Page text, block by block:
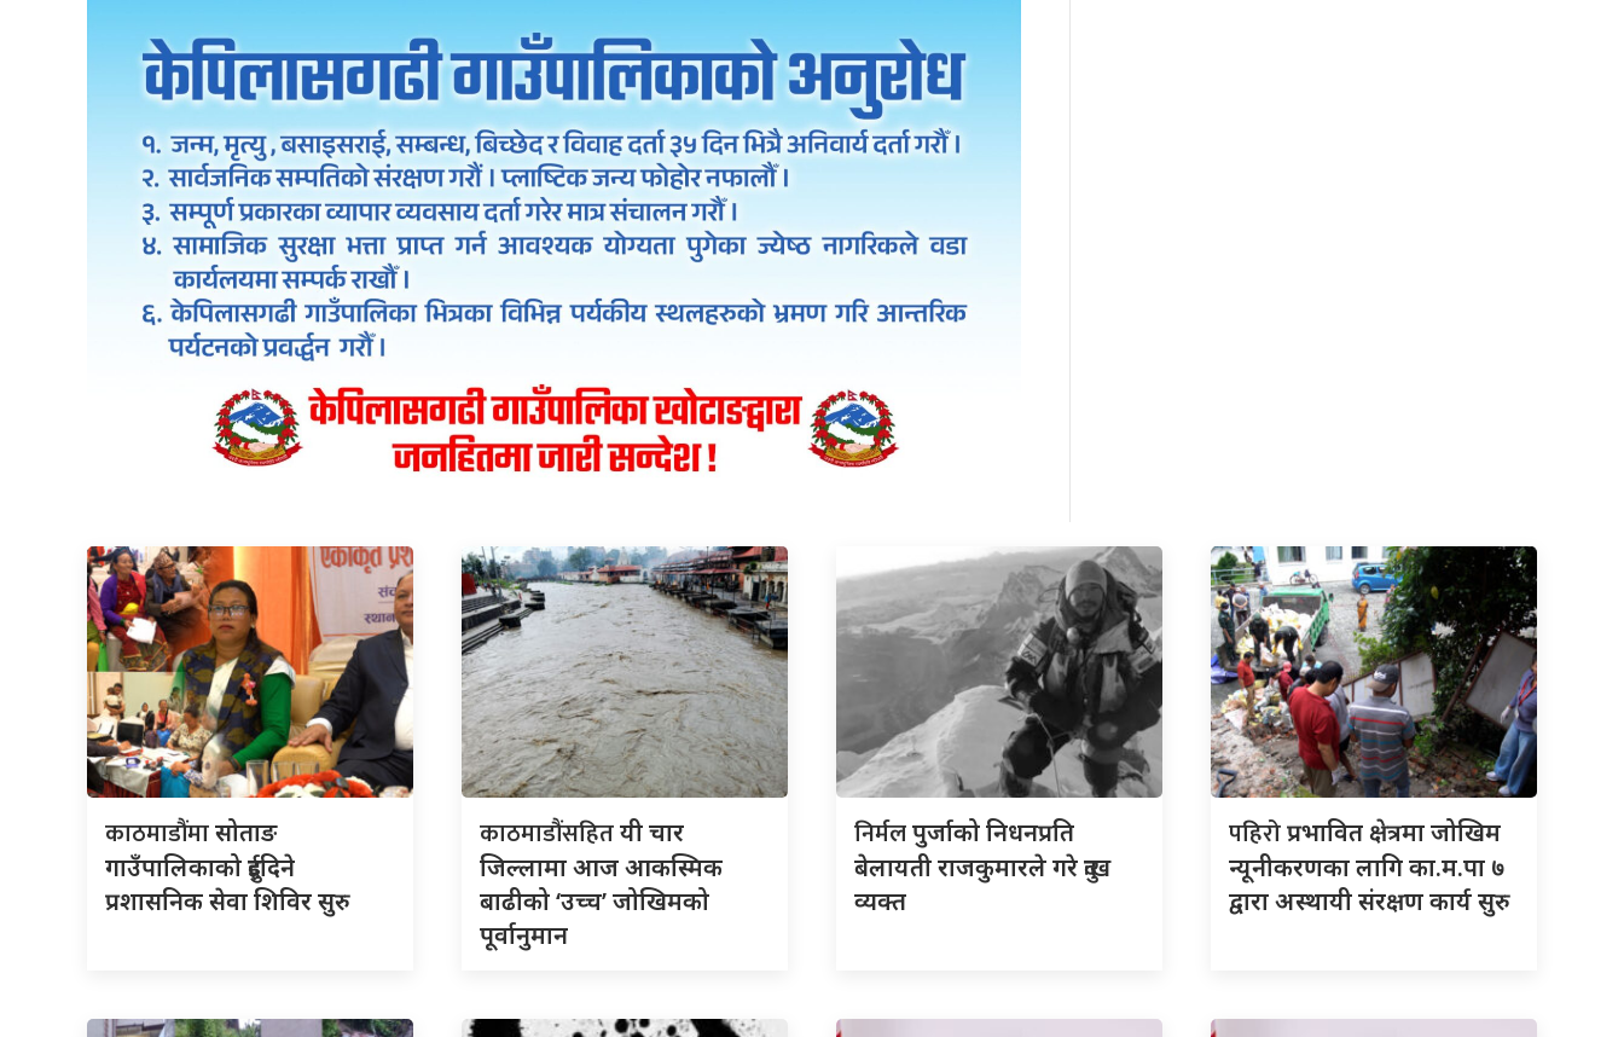
काठमाडौंमासोताङ
गाउँपालिकाको दुईदिने
प्रशासनिक सेवा शिविर सुरु
काठमाडौंसहितयी चार
जिल्लामा आज आकस्मिक
बाढीको ‘उच्च’ जोखिमको
पूर्वानुमान
निर्मलपुर्जाको निधनप्रति
बेलायती राजकुमारले गरे दुःख
व्यक्त
पहिरोप्रभावित क्षेत्रमा जोखिम
न्यूनीकरणका लागि का.म.पा ७
द्वारा अस्थायी संरक्षण कार्य सुरु